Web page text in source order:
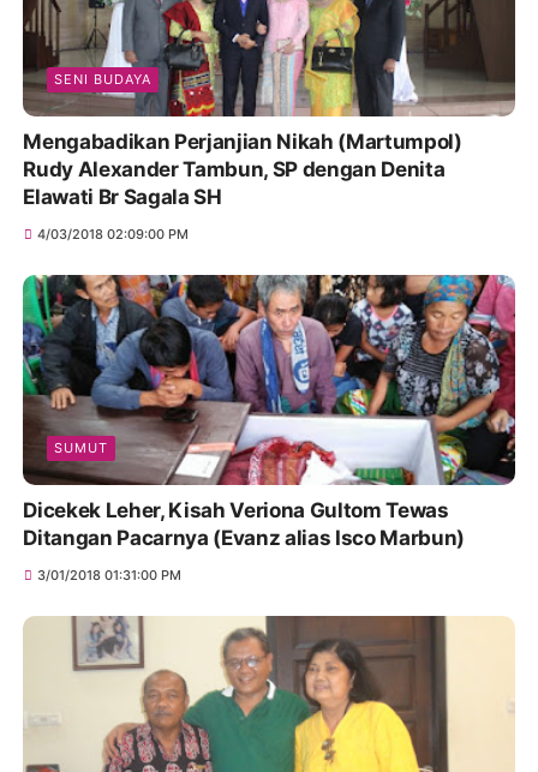
SENI BUDAYA
Mengabadikan Perjanjian Nikah (Martumpol)
Rudy Alexander Tambun, SP dengan Denita
Elawati Br Sagala SH
4/03/2018 02:09:00 PM
SUMUT
Dicekek Leher, Kisah Veriona Gultom Tewas
Ditangan Pacarnya (Evanz alias Isco Marbun)
3/01/2018 01:31:00 PM